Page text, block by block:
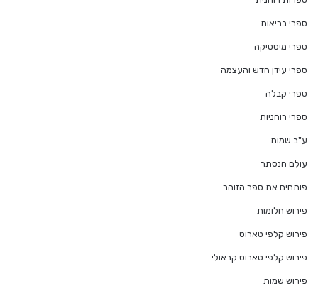
ספרי בריאות
ספרי מיסטיקה
ספרי עידן חדש והעצמה
ספרי קבלה
ספרי רוחניות
ע"ב שמות
עולם הנסתר
פותחים את ספר הזוהר
פירוש חלומות
פירוש קלפי טארוט
פירוש קלפי טארוט קראולי
פירוש שמות